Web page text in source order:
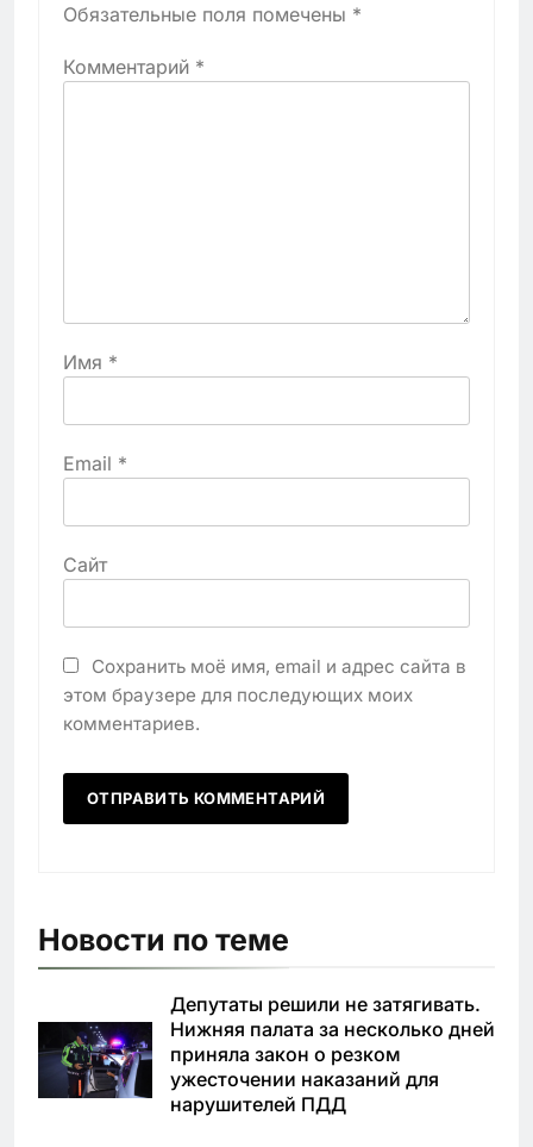
Обязательные поля помечены *
Комментарий *
Имя *
Email *
Сайт
Сохранить моё имя, email и адрес сайта в
этом браузере для последующих моих
комментариев.
Новости по теме
Депутаты решили не затягивать.
Нижняя палата за несколько дней
приняла закон о резком
ужесточении наказаний для
нарушителей ПДД